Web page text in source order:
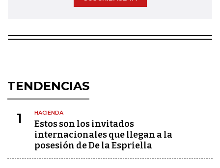
TENDENCIAS
1 HACIENDA
Estos son los invitados
internacionales que llegan a la
posesión de De la Espriella